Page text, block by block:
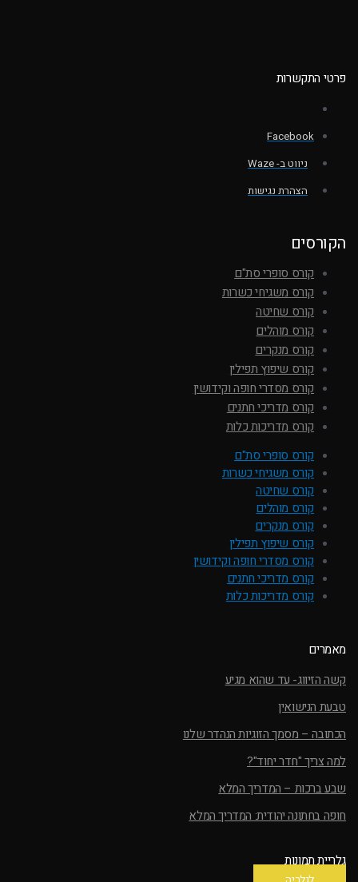
פרטי התקשרות
Facebook
ניווט ב- Waze
הצהרת נגישות
הקורסים
קורס סופרי סת"ם
קורס משגיחי כשרות
קורס שחיטה
קורס מוהלים
קורס מנקרים
קורס שיפוץ תפילין
קורס מסדרי חופה וקידושין
קורס מדריכי חתנים
קורס מדריכות כלות
קורס סופרי סת"ם
קורס משגיחי כשרות
קורס שחיטה
קורס מוהלים
קורס מנקרים
קורס שיפוץ תפילין
קורס מסדרי חופה וקידושין
קורס מדריכי חתנים
קורס מדריכות כלות
מאמרים
קשה הזיווג- עד שהוא מגיע
טבעת הנישואין
הכתובה – מסמך הזוגיות הנהדר שלנו
למה צריך "חדר יחוד"?
שבע ברכות – המדריך המלא
חופה בחתונה יהודית: המדריך המלא
גלריית תמונות